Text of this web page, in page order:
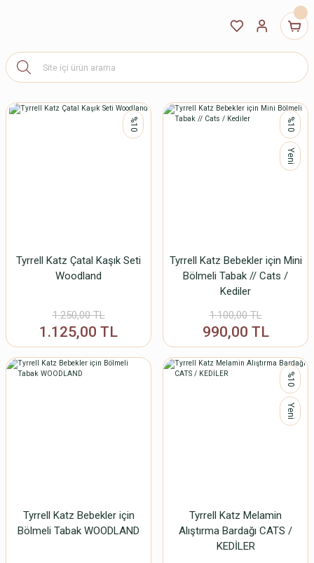
%10
Tyrrell Katz Çatal Kaşık Seti
Woodland
1.250,00 TL
1.125,00 TL
%10
Yeni
Tyrrell Katz Bebekler için Mini
Bölmeli Tabak // Cats /
Kediler
1.100,00 TL
990,00 TL
Tyrrell Katz Bebekler için
Bölmeli Tabak WOODLAND
%10
Yeni
Tyrrell Katz Melamin
Alıştırma Bardağı CATS /
KEDİLER